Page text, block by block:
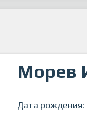
Морев
Дата рождения: